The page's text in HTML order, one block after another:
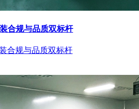
合规与品质双标杆
合规与品质双标杆